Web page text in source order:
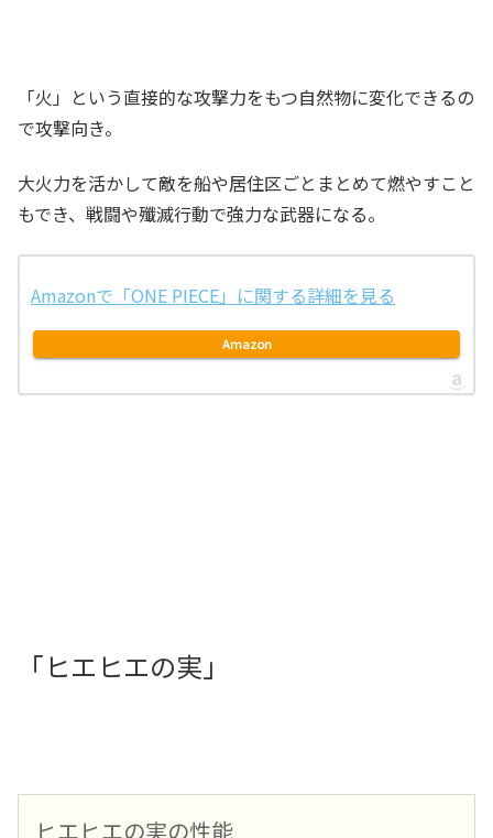
「火」という直接的な攻撃力をもつ自然物に変化できるの
で攻撃向き。
大火力を活かして敵を船や居住区ごとまとめて燃やすこと
もでき、戦闘や殲滅行動で強力な武器になる。
Amazonで「ONE PIECE」に関する詳細を見る
Amazon
「ヒエヒエの実」
ヒエヒエの実の性能